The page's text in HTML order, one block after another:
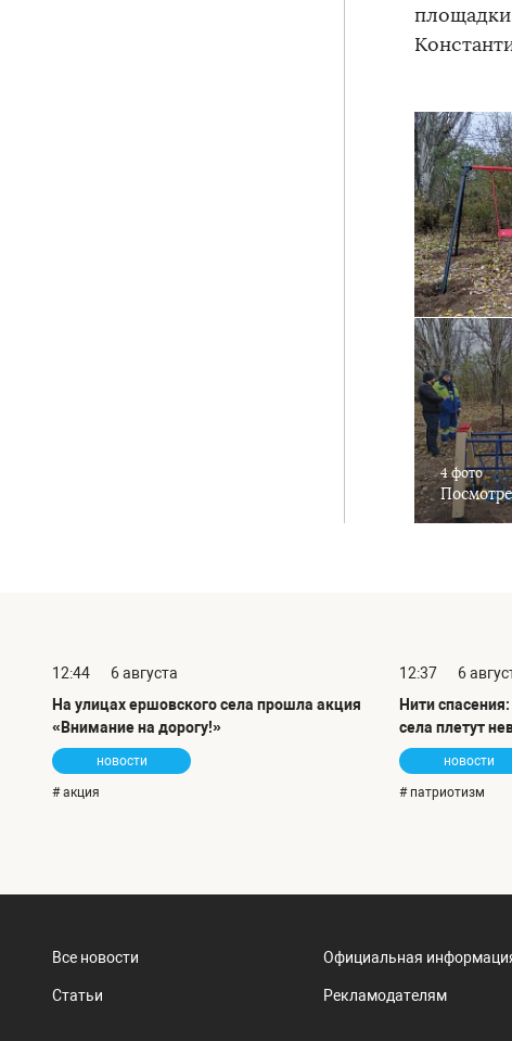
4 фото
12:44
6 августа
На улицах ершовского села прошла акция
«Внимание на дорогу!»
новости
# акция
12:37
6
Нити
села плетут
новости
# патриотизм
Все новости
Статьи
Официальная
Рекламодателям